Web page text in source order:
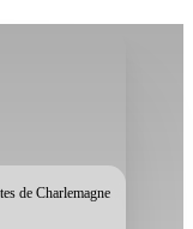
de Charlemagne